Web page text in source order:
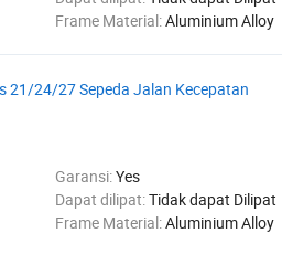
Frame Material:Aluminium Alloy
21/24/27 Sepeda Jalan Kecepatan
Garansi:Yes
Dapat dilipat:Tidak dapat Dilipat
Frame Material:Aluminium Alloy